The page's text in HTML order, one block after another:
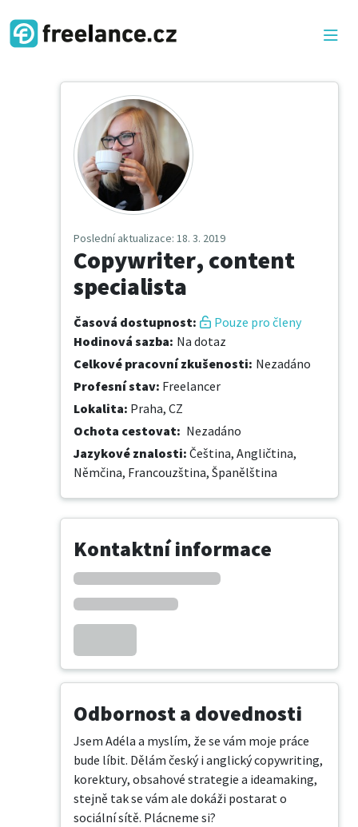
Poslední aktualizace: 18. 3. 2019
Copywriter, content
specialista
Časová dostupnost:
Pouze pro členy
Hodinová sazba: Na dotaz
Celkové pracovní zkušenosti: Nezadáno
Profesní stav: Freelancer
Lokalita: Praha, CZ
Ochota cestovat: Nezadáno
Jazykové znalosti: Čeština, Angličtina,
Němčina, Francouzština, Španělština
Kontaktní informace
Odbornost a dovednosti
Jsem Adéla a myslím, že se vám moje práce
bude líbit. Dělám český i anglický copywriting,
korektury, obsahové strategie a ideamaking,
stejně tak se vám ale dokáži postarat o
sociální sítě. Plácneme si?